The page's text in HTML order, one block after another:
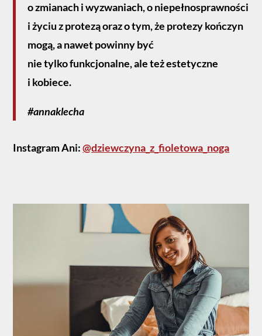
o zmianach i wyzwaniach, o niepełnosprawności
i życiu z protezą oraz o tym, że protezy kończyn
mogą, a nawet powinny być
nie tylko funkcjonalne, ale też estetyczne
i kobiece.
#annaklecha
Instagram Ani:@dziewczyna_z_fioletowa_noga